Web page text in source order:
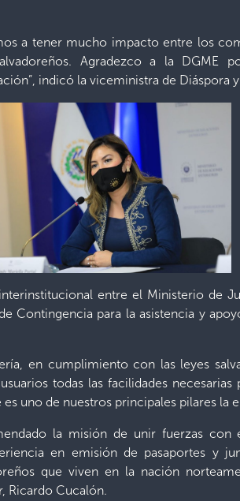
a tener mucho impacto entre los
Agradezco a la DGME
indicó la viceministra de Diáspora
entre el Ministerio de
Contingencia para la asistencia y
en cumplimiento con las leyes
todas las facilidades
uno de nuestros principales pilares la
la misión de unir fuerzas con
en emisión de pasaportes y
que viven en la nación
Ricardo Cucalón.